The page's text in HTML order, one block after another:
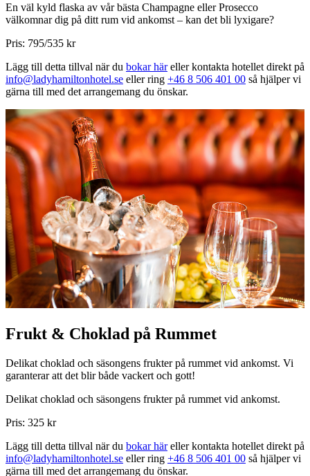
En väl kyld flaska av vår bästa Champagne eller Prosecco
välkomnar dig på ditt rum vid ankomst – kan det bli lyxigare?
Pris: 795/535 kr
Lägg till detta tillval när du bokar häreller kontakta hotellet direkt på
info@ladyhamiltonhotel.se eller ring +46 8 506 401 00 så hjälper vi
gärna till med det arrangemang du önskar.
Frukt & Choklad på Rummet
Delikat choklad och säsongens frukter på rummet vid ankomst. Vi
garanterar att det blir både vackert och gott!
Delikat choklad och säsongens frukter på rummet vid ankomst.
Pris: 325 kr
Lägg till detta tillval när du bokar häreller kontakta hotellet direkt på
info@ladyhamiltonhotel.se eller ring +46 8 506 401 00 så hjälper vi
gärna till med det arrangemang du önskar.